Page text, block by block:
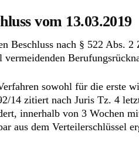
vom 13.03.2019
Beschluss nach § 522 Abs.
sowohl für die erste
14 zitiert nach Juris Tz. 4
innerhalb von 3 Wochen
aus dem Verteilerschlüssel